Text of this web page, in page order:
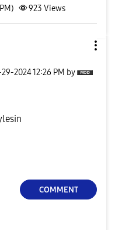
923 Views
29-202412:26 PM by
COMMENT